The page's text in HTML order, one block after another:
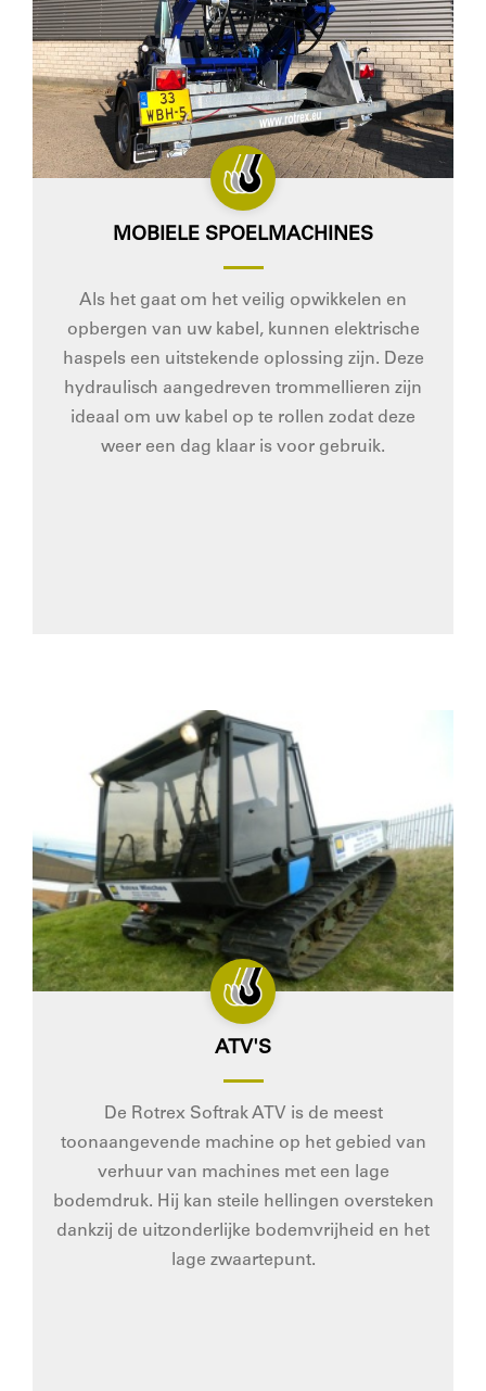
MOBIELE SPOELMACHINES
Als het gaat om het veilig opwikkelen en
opbergen van uw kabel, kunnen elektrische
haspels een uitstekende oplossing zijn. Deze
hydraulisch aangedreven trommellieren zijn
ideaal om uw kabel op te rollen zodat deze
weer een dag klaar is voor gebruik.
ATV'S
De Rotrex Softrak ATV is de meest
toonaangevende machine op het gebied van
verhuur van machines met een lage
bodemdruk. Hij kan steile hellingen oversteken
dankzij de uitzonderlijke bodemvrijheid en het
lage zwaartepunt.